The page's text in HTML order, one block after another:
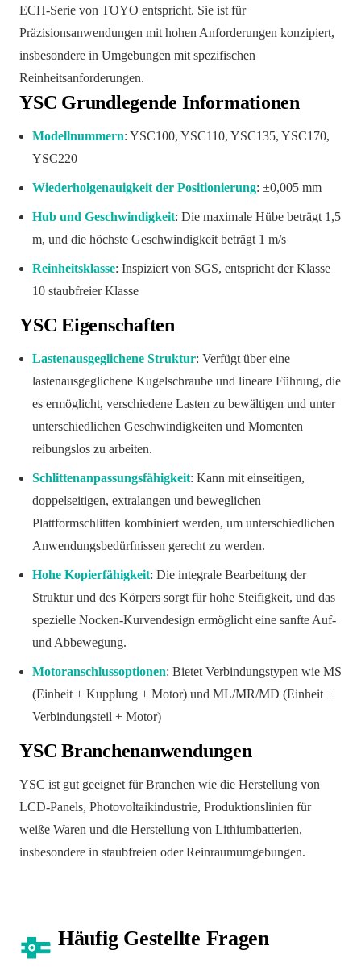
ECH-Serie von TOYO entspricht. Sie ist für
Präzisionsanwendungen mit hohen Anforderungen konzipiert,
insbesondere in Umgebungen mit spezifischen
Reinheitsanforderungen.
YSC Grundlegende Informationen
Modellnummern: YSC100, YSC110, YSC135, YSC170,
YSC220
Wiederholgenauigkeit der Positionierung: ±0,005 mm
Hub und Geschwindigkeit: Die maximale Hübe beträgt 1,5
m, und die höchste Geschwindigkeit beträgt 1 m/s
Reinheitsklasse: Inspiziert von SGS, entspricht der Klasse
10 staubfreier Klasse
YSC Eigenschaften
Lastenausgeglichene Struktur: Verfügt über eine
lastenausgeglichene Kugelschraube und lineare Führung, die
es ermöglicht, verschiedene Lasten zu bewältigen und unter
unterschiedlichen Geschwindigkeiten und Momenten
reibungslos zu arbeiten.
Schlittenanpassungsfähigkeit: Kann mit einseitigen,
doppelseitigen, extralangen und beweglichen
Plattformschlitten kombiniert werden, um unterschiedlichen
Anwendungsbedürfnissen gerecht zu werden.
Hohe Kopierfähigkeit: Die integrale Bearbeitung der
Struktur und des Körpers sorgt für hohe Steifigkeit, und das
spezielle Nocken-Kurvendesign ermöglicht eine sanfte Auf-
und Abbewegung.
Motoranschlussoptionen: Bietet Verbindungstypen wie MS
(Einheit + Kupplung + Motor) und ML/MR/MD (Einheit +
Verbindungsteil + Motor)
YSC Branchenanwendungen
YSC ist gut geeignet für Branchen wie die Herstellung von
LCD-Panels, Photovoltaikindustrie, Produktionslinien für
weiße Waren und die Herstellung von Lithiumbatterien,
insbesondere in staubfreien oder Reinraumumgebungen.
Häufig Gestellte Fragen